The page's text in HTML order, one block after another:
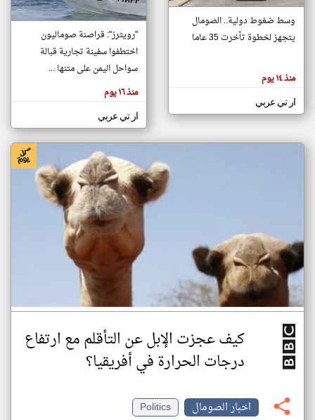
تغيير الدولة
مصادر الأخبار من الصومال
اخبار الصومال على مدار الساعة
أهم اخبار الصومال العاجلة والمباشرة
المقالات
الموجوده
هنا عن
وجهة
كاتبيها.
وسط ضغوط دولية.. الصومال
يتجهز لخطوة تأخرت 35 عاما
منذ ١٤ يوم
ار تي عربي
"رويترز": قراصنة صوماليون
اختطفوا سفينة تجارية قبالة
سواحل اليمن على متنها ...
منذ ١٦ يوم
ار تي عربي
كيف عجزت الإبل عن التأقلم مع ارتفاع
درجات الحرارة في أفريقيا؟
اخبار الصومال
Politics
klyoum.com